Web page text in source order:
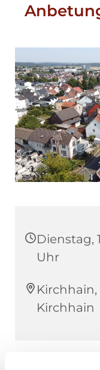
Dienstag,
Uhr
Kirchhain,
Kirchhain